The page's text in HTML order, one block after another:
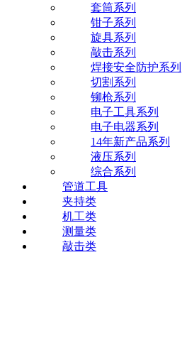
套筒系列
钳子系列
旋具系列
敲击系列
焊接安全防护系列
切割系列
铆枪系列
电子工具系列
电子电器系列
14年新产品系列
液压系列
综合系列
管道工具
夹持类
机工类
测量类
敲击类